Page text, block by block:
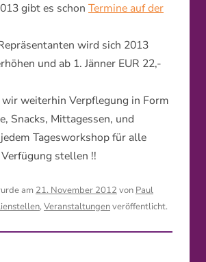
gibt es schon Termine auf der
wird sich 2013
und ab 1. Jänner EUR 22,-
weiterhin Verpflegung in Form
Snacks, Mittagessen, und
Tagesworkshop für alle
stellen !!
am 21. November 2012 von Paul
, Veranstaltungenveröffentlicht.